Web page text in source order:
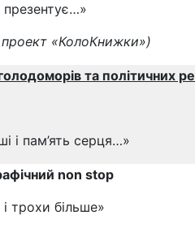
«КолоКнижки»)
та політичних
і пам’ять серця…»
non stop
трохи більше»